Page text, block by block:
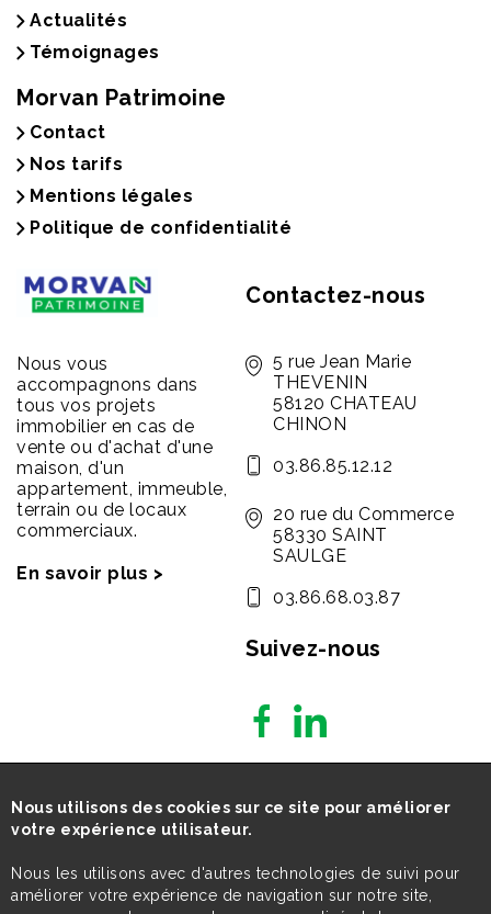
Actualités
Témoignages
Morvan Patrimoine
Contact
Nos tarifs
Mentions légales
Politique de confidentialité
Nous vous
accompagnons dans
tous vos projets
immobilier en cas de
vente ou d'achat d'une
maison, d'un
appartement, immeuble,
terrain ou de locaux
commerciaux.
En savoir plus >
Contactez-nous
5 rue Jean Marie
THEVENIN
58120 CHATEAU
CHINON
03.86.85.12.12
20 rue du Commerce
58330 SAINT
SAULGE
03.86.68.03.87
Suivez-nous
Nous utilisons des cookies sur ce site pour améliorer
votre expérience utilisateur.
Nous les utilisons avec d'autres technologies de suivi pour
améliorer votre expérience de navigation sur notre site,